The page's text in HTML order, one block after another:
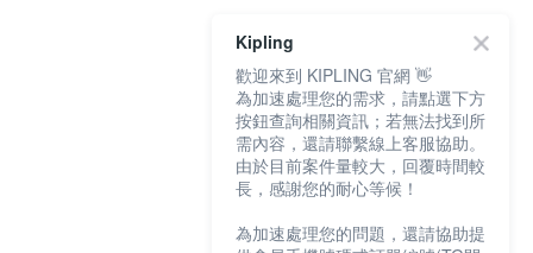
Kipling
歡迎來到 KIPLING 官網 👋
為加速處理您的需求，請點選下方
按鈕查詢相關資訊；若無法找到所
需內容，還請聯繫線上客服協助。
由於目前案件量較大，回覆時間較
長，感謝您的耐心等候！
為加速處理您的問題，還請協助提